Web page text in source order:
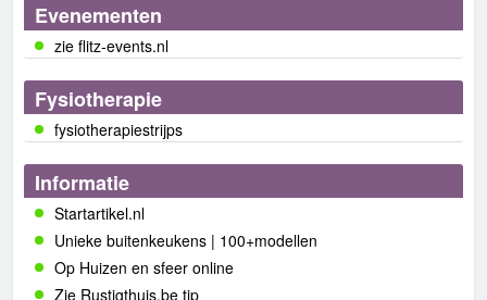
Evenementen
zie flitz-events.nl
Fysiotherapie
fysiotherapiestrijps
Informatie
Startartikel.nl
Unieke buitenkeukens | 100+modellen
Op Huizen en sfeer online
Zie Rustigthuis.be tip